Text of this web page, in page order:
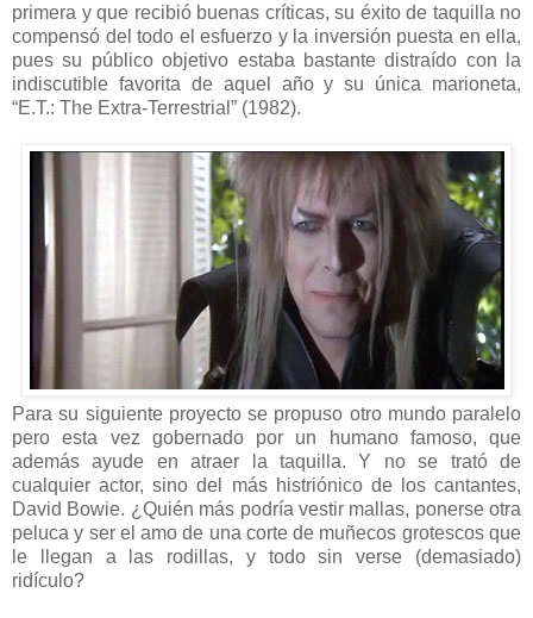
primera y que recibió buenas críticas, su éxito de taquilla no
compensó del todo el esfuerzo y la inversión puesta en ella,
pues su público objetivo estaba bastante distraído con la
indiscutible favorita de aquel año y su única marioneta,
“E.T.: The Extra-Terrestrial” (1982).
Para su siguiente proyecto se propuso otro mundo paralelo
pero esta vez gobernado por un humano famoso, que
además ayude en atraer la taquilla. Y no se trató de
cualquier actor, sino del más histriónico de los cantantes,
David Bowie. ¿Quién más podría vestir mallas, ponerse otra
peluca y ser el amo de una corte de muñecos grotescos que
le llegan a las rodillas, y todo sin verse (demasiado)
ridículo?